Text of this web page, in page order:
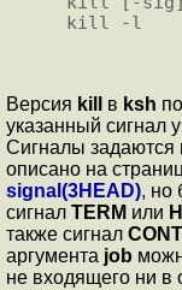
Версия kill в ksh
указанный сигнал
Сигналы задаются
описано на
signal(3HEAD), но
сигнал TERM или
также сигнал CONT
аргумента job
не входящего ни в